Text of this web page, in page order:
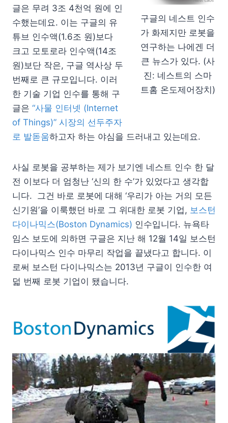
구글의 네스트 인수
가 화제지만 로봇을
연구하는 나에겐 더
큰 뉴스가 있다. (사
진: 네스트의 스마
트홈 온도제어장치)
글은 무려 3조 4천억 원에 인
수했는데요. 이는 구글의 유
튜브 인수액(1.6조 원)보다
크고 모토로라 인수액(14조
원)보단 작은, 구글 역사상 두
번째로 큰 규모입니다. 이러
한 기술 기업 인수를 통해 구
글은 “사물 인터넷 (Internet
of Things)” 시장의 선두주자
로 발돋움하고자 하는 야심을 드러내고 있는데요.
사실 로봇을 공부하는 제가 보기엔 네스트 인수 한 달
전 이보다 더 엄청난 ‘신의 한 수’가 있었다고 생각합
니다. 그건 바로 로봇에 대해 ‘우리가 아는 거의 모든
신기원’을 이룩했던 바로 그 위대한 로봇 기업, 보스턴
다이나믹스(Boston Dynamics) 인수입니다. 뉴욕타
임스 보도에 의하면 구글은 지난 해 12월 14일 보스턴
다이나믹스 인수 마무리 작업을 끝냈다고 합니다. 이
로써 보스턴 다이나믹스는 2013년 구글이 인수한 여
덟 번째 로봇 기업이 됐습니다.